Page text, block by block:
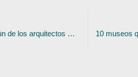
5 características en común de los arquitectos EXITOSOS